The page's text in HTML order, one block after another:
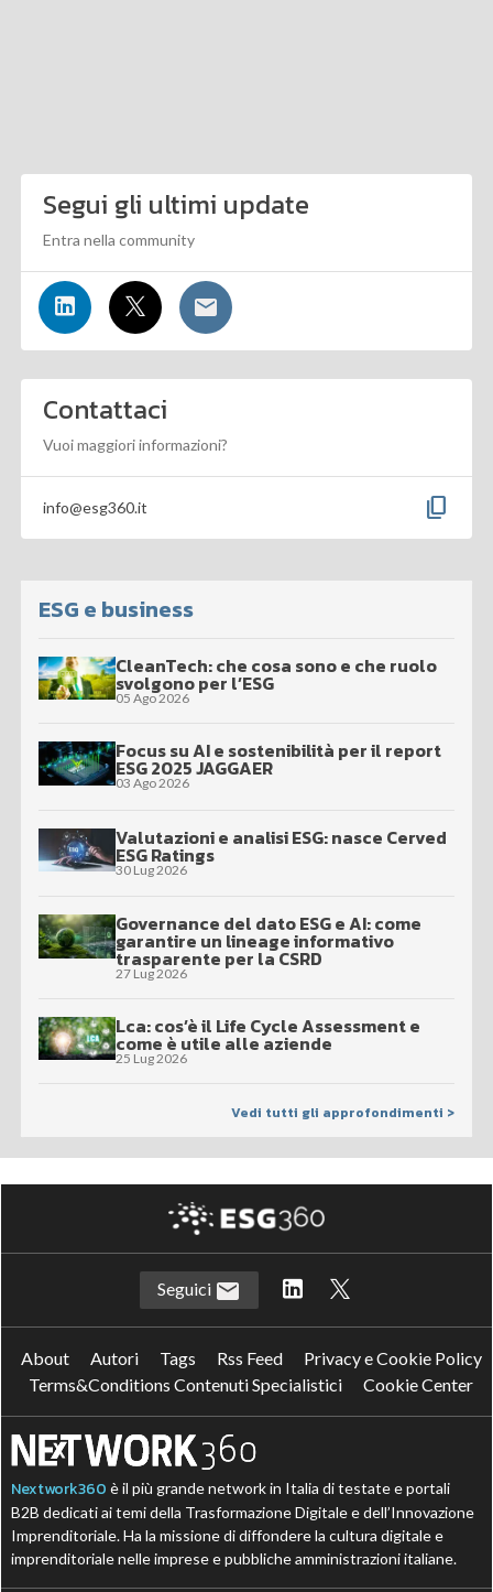
Segui gli ultimi update
Entra nella community
Contattaci
Vuoi maggiori informazioni?
info@esg360.it content_copy
ESG e business
CleanTech: che cosa sono e che ruolo
svolgono per l’ESG
05 Ago 2026
Focus su AI e sostenibilità per il report
ESG 2025 JAGGAER
03 Ago 2026
Valutazioni e analisi ESG: nasce Cerved
ESG Ratings
30 Lug 2026
Governance del dato ESG e AI: come
garantire un lineage informativo
trasparente per la CSRD
27 Lug 2026
Lca: cos’è il Life Cycle Assessment e
come è utile alle aziende
25 Lug 2026
Vedi tutti gli approfondimenti >
Seguici
About Autori Tags Rss Feed
Privacy e Cookie Policy
Terms&Conditions Contenuti Specialistici
Cookie Center
Nextwork360 è il più grande network in Italia di testate e portali
B2B dedicati ai temi della Trasformazione Digitale e dell’Innovazione
Imprenditoriale. Ha la missione di diffondere la cultura digitale e
imprenditoriale nelle imprese e pubbliche amministrazioni italiane.